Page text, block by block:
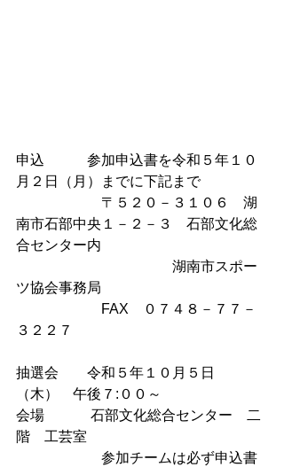
申込　　　参加申込書を令和５年１０
月２日（月）までに下記まで
〒５２０－３１０６　湖
南市石部中央１－２－３　石部文化総
合センター内
湖南市スポー
ツ協会事務局
FAX　０７４８－７７－
３２２７
抽選会　　令和５年１０月５日
（木）　午後７:００～
会場　　　 石部文化総合センター　二
階　工芸室
参加チームは必ず申込書